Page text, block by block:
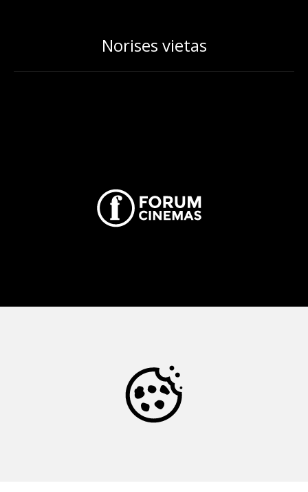
Norises vietas